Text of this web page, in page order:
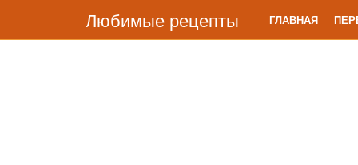
Любимые рецепты ГЛАВНАЯ